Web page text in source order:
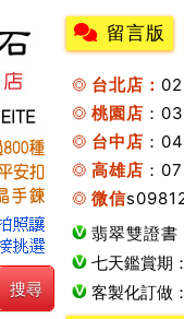
留言版
台北店：
桃園店 ：
台中店 ：
高雄店 ：
微信
翡翠雙證書
七天鑑賞期
客製化訂做